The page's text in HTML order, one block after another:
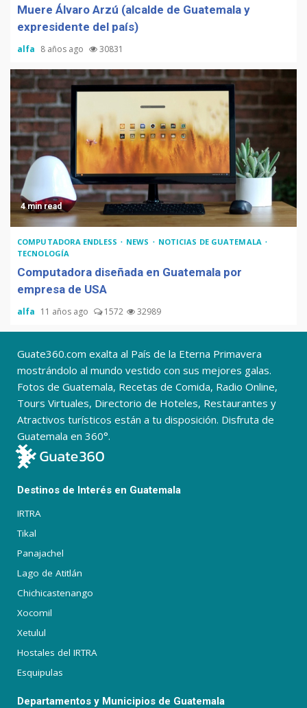
Muere Álvaro Arzú (alcalde de Guatemala y
expresidente del país)
alfa 8 años ago 30831
4 min read
COMPUTADORA ENDLESS NEWS
NOTICIAS DE GUATEMALA
TECNOLOGÍA
Computadora diseñada en Guatemala por
empresa de USA
alfa 11 años ago 1572 32989
Guate360.com exalta al País de la Eterna Primavera
mostrándolo al mundo vestido con sus mejores galas.
Fotos de Guatemala, Recetas de Comida, Radio Online,
Tours Virtuales, Directorio de Hoteles, Restaurantes y
Atractivos turísticos están a tu disposición. Disfruta de
Guatemala en 360°.
Destinos de Interés en Guatemala
IRTRA
Tikal
Panajachel
Lago de Atitlán
Chichicastenango
Xocomil
Xetulul
Hostales del IRTRA
Esquipulas
Departamentos y Municipios de Guatemala